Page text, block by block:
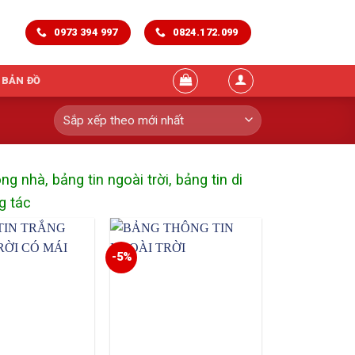
0973 394 997 0824.172.099
ĐỒ
nhà, bảng tin ngoài trời, bảng tin di
tác
-5%